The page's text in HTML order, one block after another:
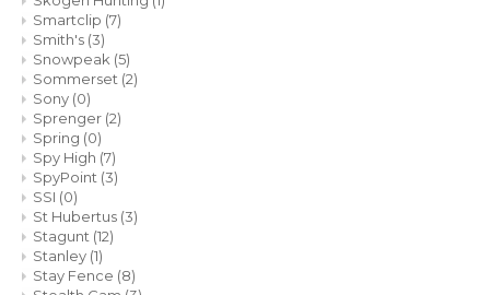
Smartclip (7)
Smith's (3)
Snowpeak (5)
Sommerset (2)
Sony (0)
Sprenger (2)
Spring (0)
Spy High (7)
SpyPoint (3)
SSI (0)
St Hubertus (3)
Stagunt (12)
Stanley (1)
Stay Fence (8)